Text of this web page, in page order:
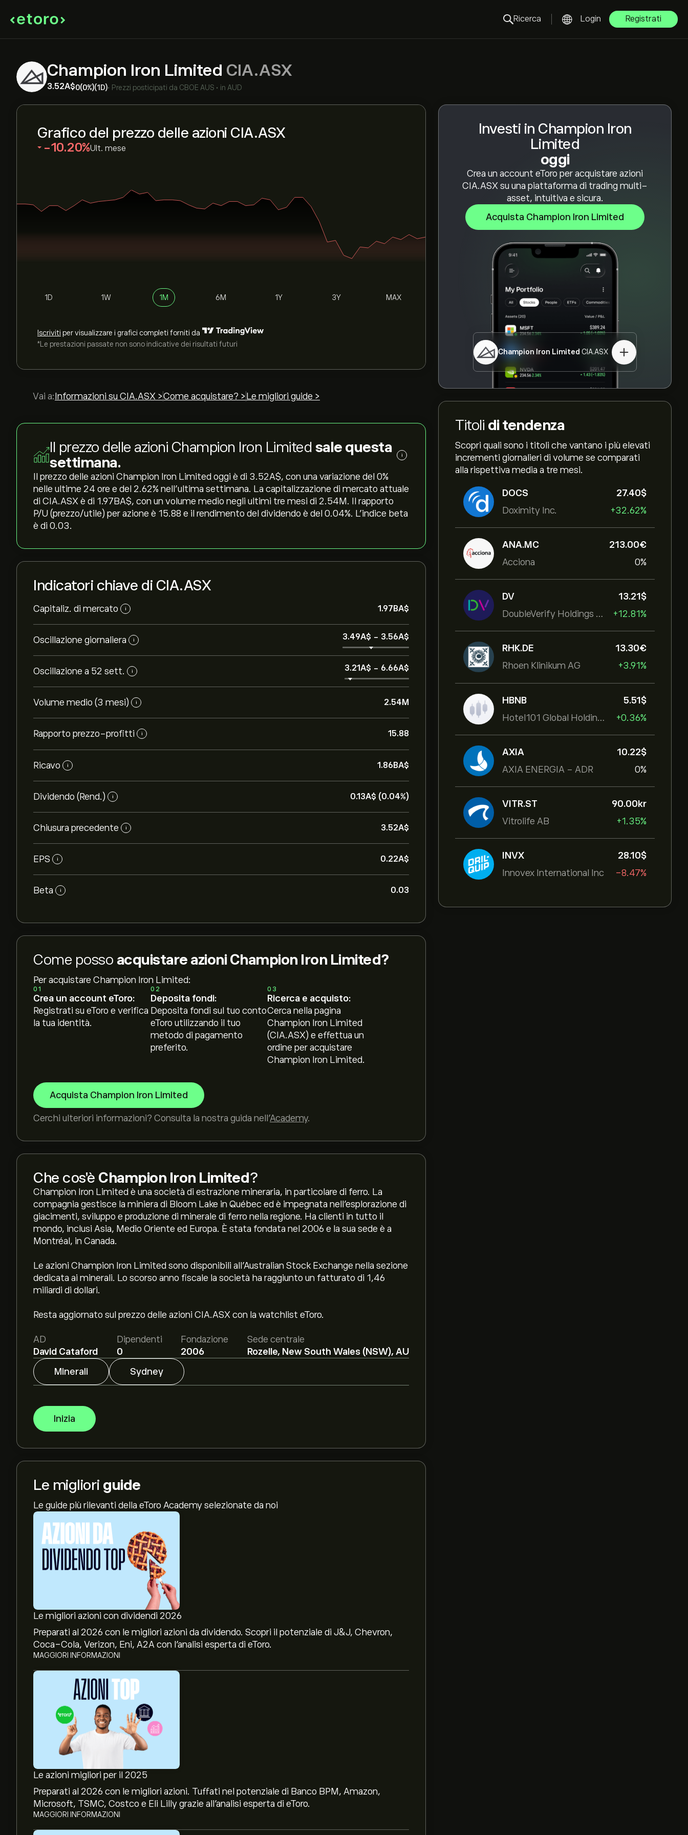
Ricerca Login Registrati
Champion Iron Limited CIA.ASX
3.52‎A$‎0(0%)(1D)• Prezzi posticipati da CBOE AUS • in AUD
Investi in Champion Iron
Limited
oggi
Crea un account eToro per acquistare azioni
CIA.ASX su una piattaforma di trading multi-
asset, intuitiva e sicura.
Acquista Champion Iron Limited
Champion Iron Limited CIA.ASX
Titoli di tendenza
Scopri quali sono i titoli che vantano i più elevati
incrementi giornalieri di volume se comparati
alla rispettiva media a tre mesi.
DOCS
Doximity Inc.
27.40‎$‎
+32.62%
ANA.MC
Acciona
213.00‎€‎
0%
DV
DoubleVerify Holdings Inc
13.21‎$‎
+12.81%
RHK.DE
Rhoen Klinikum AG
13.30‎€‎
+3.91%
HBNB
Hotel101 Global Holdings Corp
5.51‎$‎
+0.36%
AXIA
AXIA ENERGIA - ADR
10.22‎$‎
0%
VITR.ST
Vitrolife AB
90.00‎kr‎
+1.35%
INVX
Innovex International Inc
28.10‎$‎
-8.47%
Grafico del prezzo delle azioni CIA.ASX
‎-10.20‎ Ult. mese
1D 1W 1M 6M 1Y 3Y MAX
Iscriviti per visualizzare i grafici completi forniti da
*Le prestazioni passate non sono indicative dei risultati futuri
Vai a: Informazioni su CIA.ASX >Come acquistare? > Le migliori guide >
Il prezzo delle azioni Champion Iron Limited sale questa
settimana.
i
Il prezzo delle azioni Champion Iron Limited oggi è di 3.52‎A$‎, con una variazione del ‎0‎%
nelle ultime 24 ore e del ‎2.62‎% nell'ultima settimana. La capitalizzazione di mercato attuale
di CIA.ASX è di 1.97B‎A$‎, con un volume medio negli ultimi tre mesi di 2.54M. Il rapporto
P/U (prezzo/utile) per azione è 15.88 e il rendimento del dividendo è del 0.04%. L'indice beta
è di 0.03.
Indicatori chiave di CIA.ASX
Capitaliz. di mercato i 1.97B‎A$‎
Oscillazione giornaliera i 3.49‎A$‎ - 3.56‎A$‎
Oscillazione a 52 sett. i 3.21‎A$‎ - 6.66‎A$‎
Volume medio (3 mesi) i 2.54M
Rapporto prezzo-profitti i 15.88
Ricavo i 1.86B‎A$‎
Dividendo (Rend.) i 0.13‎A$‎ (0.04%)
Chiusura precedente i 3.52‎A$‎
EPS i 0.22‎A$‎
Beta i 0.03
Come posso acquistare azioni Champion Iron Limited?
Per acquistare Champion Iron Limited:
01
Crea un account eToro:
Registrati su eToro e verifica
la tua identità.
02
Deposita fondi:
Deposita fondi sul tuo conto
eToro utilizzando il tuo
metodo di pagamento
preferito.
03
Ricerca e acquisto:
Cerca nella pagina
Champion Iron Limited
(CIA.ASX) e effettua un
ordine per acquistare
Champion Iron Limited.
Acquista Champion Iron Limited
Cerchi ulteriori informazioni? Consulta la nostra guida nell’Academy.
Che cos'è Champion Iron Limited?
Champion Iron Limited è una società di estrazione mineraria, in particolare di ferro. La
compagnia gestisce la miniera di Bloom Lake in Québec ed è impegnata nell'esplorazione di
giacimenti, sviluppo e produzione di minerale di ferro nella regione. Ha clienti in tutto il
mondo, inclusi Asia, Medio Oriente ed Europa. È stata fondata nel 2006 e la sua sede è a
Montréal, in Canada.
Le azioni Champion Iron Limited sono disponibili all’Australian Stock Exchange nella sezione
dedicata ai minerali. Lo scorso anno fiscale la società ha raggiunto un fatturato di 1,46
miliardi di dollari.
Resta aggiornato sul prezzo delle azioni CIA.ASX con la watchlist eToro.
AD
David Cataford
Dipendenti
0
Fondazione
2006
Sede centrale
Rozelle, New South Wales (NSW), AU
Minerali
Sydney
Inizia
Le migliori guide
Le guide più rilevanti della eToro Academy selezionate da noi
Le migliori azioni con dividendi 2026
Preparati al 2026 con le migliori azioni da dividendo. Scopri il potenziale di J&J, Chevron,
Coca-Cola, Verizon, Eni, A2A con l’analisi esperta di eToro.
MAGGIORI INFORMAZIONI
Le azioni migliori per il 2025
Preparati al 2026 con le migliori azioni. Tuffati nel potenziale di Banco BPM, Amazon,
Microsoft, TSMC, Costco e Eli Lilly grazie all’analisi esperta di eToro.
MAGGIORI INFORMAZIONI